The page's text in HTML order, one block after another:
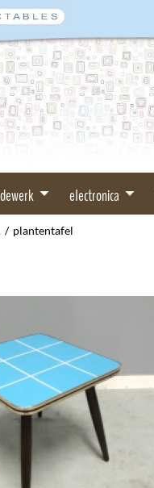
electronica
/ plantentafel